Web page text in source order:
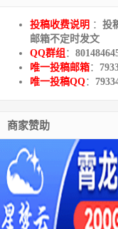
投稿收费说明 ： 投
邮箱不定时发文
QQ群组 ：
唯一投稿邮箱：
唯一投稿QQ：
商家赞助